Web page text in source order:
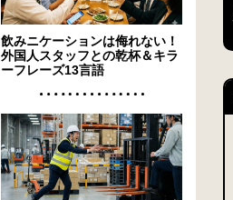
飲みニケーションは侮れない！
外国人スタッフとの乾杯＆キラ
ーフレーズ13言語